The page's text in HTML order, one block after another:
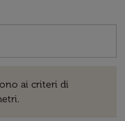
ai criteri di